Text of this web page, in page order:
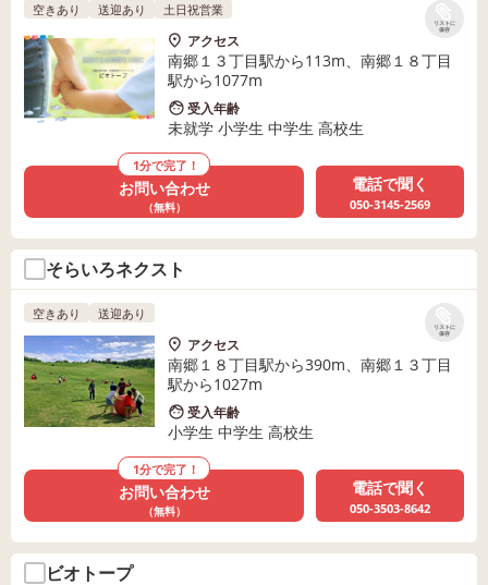
リストに
保存
空きあり 送迎あり 土日祝営業
アクセス
南郷１３丁目駅から113m、南郷１８丁目
駅から1077m
受入年齢
未就学 小学生 中学生 高校生
1分で完了！
お問い合わせ
（無料）
電話で聞く
050-3145-2569
そらいろネクスト
リストに
保存
空きあり 送迎あり
アクセス
南郷１８丁目駅から390m、南郷１３丁目
駅から1027m
受入年齢
小学生 中学生 高校生
1分で完了！
お問い合わせ
（無料）
電話で聞く
050-3503-8642
ビオトープ